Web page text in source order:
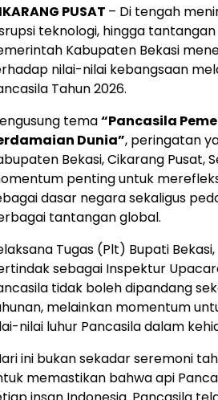
PUSAT – Di tengah
teknologi, hingga
Kabupaten Bekasi
nilai-nilai kebangsaan
Tahun 2026.
tema“Pancasila
Dunia”, peringatan
Bekasi, Cikarang Pusat,
penting untuk
dasar negara sekaligus
tantangan global.
Tugas (Plt) Bupati
sebagai Inspektur
tidak boleh dipandang
melainkan momentum
nilai luhur Pancasila dalam
ini bukan sekadar seremoni
memastikan bahwa api